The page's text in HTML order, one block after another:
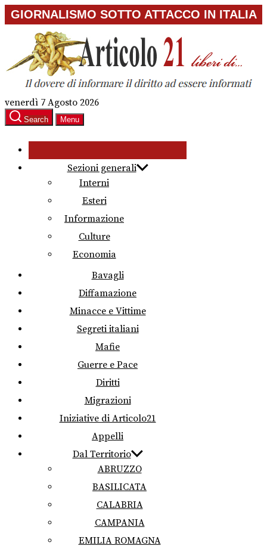
Skip
to
content
GIORNALISMO SOTTO ATTACCO IN ITALIA
venerdì 7 Agosto 2026
Search Menu
Sezioni generali
Interni
Esteri
Informazione
Culture
Economia
Bavagli
Diffamazione
Minacce e Vittime
Segreti italiani
Mafie
Guerre e Pace
Diritti
Migrazioni
Iniziative di Articolo21
Appelli
Dal Territorio
ABRUZZO
BASILICATA
CALABRIA
CAMPANIA
EMILIA ROMAGNA